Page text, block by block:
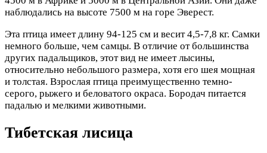
наблюдались на высоте 7500 м на горе Эверест.
Эта птица имеет длину 94-125 см и весит 4,5-7,8 кг. Самки
немного больше, чем самцы. В отличие от большинства
других падальщиков, этот вид не имеет лысины,
относительно небольшого размера, хотя его шея мощная
и толстая. Взрослая птица преимущественно темно-
серого, рыжего и беловатого окраса. Бородач питается
падалью и мелкими животными.
Тибетская лисица